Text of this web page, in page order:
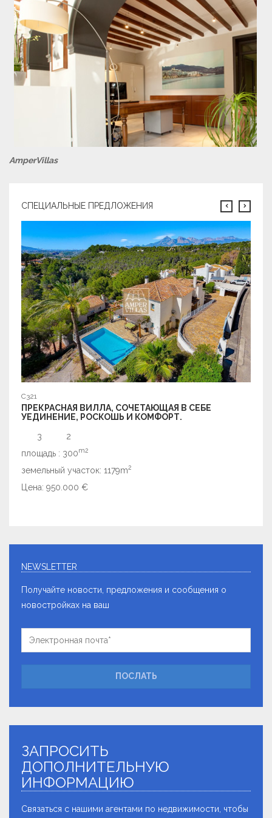
AmperVillas
СПЕЦИАЛЬНЫЕ ПРЕДЛОЖЕНИЯ
C321
ПРЕКРАСНАЯ ВИЛЛА, СОЧЕТАЮЩАЯ В СЕБЕ
УЕДИНЕНИЕ, РОСКОШЬ И КОМФОРТ.
3
2
площадь : 300m2
земельный участок: 1179m2
Цена: 950.000 €
NEWSLETTER
Получайте новости, предложения и сообщения о
новостройках на ваш
ПОСЛАТЬ
ЗАПРОСИТЬ
ДОПОЛНИТЕЛЬНУЮ
ИНФОРМАЦИЮ
Связаться с нашими агентами по недвижимости, чтобы